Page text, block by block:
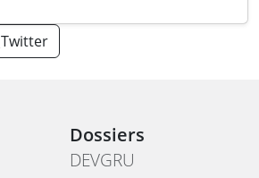
Twitter
Dossiers
DEVGRU